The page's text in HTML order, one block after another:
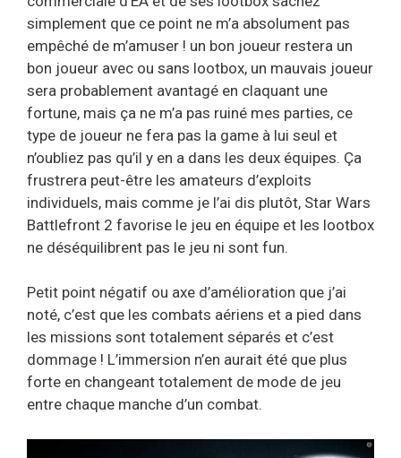
simplement que ce point ne m’a absolument pas
empêché de m’amuser ! un bon joueur restera un
bon joueur avec ou sans lootbox, un mauvais joueur
sera probablement avantagé en claquant une
fortune, mais ça ne m’a pas ruiné mes parties, ce
type de joueur ne fera pas la game à lui seul et
n’oubliez pas qu’il y en a dans les deux équipes. Ça
frustrera peut-être les amateurs d’exploits
individuels, mais comme je l’ai dis plutôt, Star Wars
Battlefront 2 favorise le jeu en équipe et les lootbox
ne déséquilibrent pas le jeu ni sont fun.
Petit point négatif ou axe d’amélioration que j’ai
noté, c’est que les combats aériens et a pied dans
les missions sont totalement séparés et c’est
dommage ! L’immersion n’en aurait été que plus
forte en changeant totalement de mode de jeu
entre chaque manche d’un combat.